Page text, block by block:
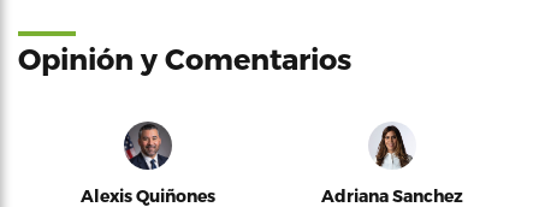
Opinión y Comentarios
Alexis Quiñones Adriana Sanchez